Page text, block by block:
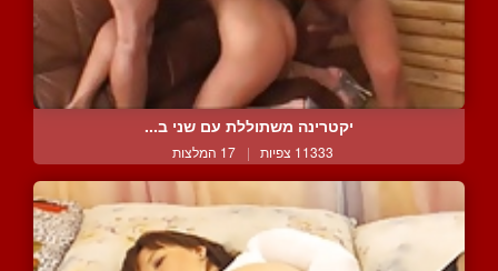
יקטרינה משתוללת עם שני ב...
11333 צפיות | 17 המלצות